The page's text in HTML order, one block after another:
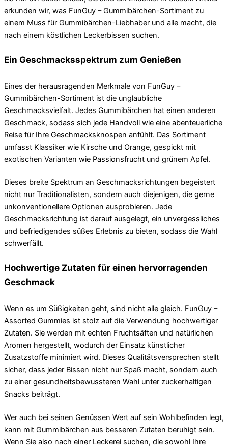
erkunden wir, was FunGuy – Gummibärchen-Sortiment zu
einem Muss für Gummibärchen-Liebhaber und alle macht, die
nach einem köstlichen Leckerbissen suchen.
Ein Geschmacksspektrum zum Genießen
Eines der herausragenden Merkmale von FunGuy –
Gummibärchen-Sortiment ist die unglaubliche
Geschmacksvielfalt. Jedes Gummibärchen hat einen anderen
Geschmack, sodass sich jede Handvoll wie eine abenteuerliche
Reise für Ihre Geschmacksknospen anfühlt. Das Sortiment
umfasst Klassiker wie Kirsche und Orange, gespickt mit
exotischen Varianten wie Passionsfrucht und grünem Apfel.
Dieses breite Spektrum an Geschmacksrichtungen begeistert
nicht nur Traditionalisten, sondern auch diejenigen, die gerne
unkonventionellere Optionen ausprobieren. Jede
Geschmacksrichtung ist darauf ausgelegt, ein unvergessliches
und befriedigendes süßes Erlebnis zu bieten, sodass die Wahl
schwerfällt.
Hochwertige Zutaten für einen hervorragenden
Geschmack
Wenn es um Süßigkeiten geht, sind nicht alle gleich. FunGuy –
Assorted Gummies ist stolz auf die Verwendung hochwertiger
Zutaten. Sie werden mit echten Fruchtsäften und natürlichen
Aromen hergestellt, wodurch der Einsatz künstlicher
Zusatzstoffe minimiert wird. Dieses Qualitätsversprechen stellt
sicher, dass jeder Bissen nicht nur Spaß macht, sondern auch
zu einer gesundheitsbewussteren Wahl unter zuckerhaltigen
Snacks beiträgt.
Wer auch bei seinen Genüssen Wert auf sein Wohlbefinden legt,
kann mit Gummibärchen aus besseren Zutaten beruhigt sein.
Wenn Sie also nach einer Leckerei suchen, die sowohl Ihre